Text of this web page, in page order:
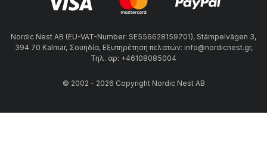
Nordic Nest AB (EU-VAT-Number: SE556628159701), Stämpelvägen 3,
394 70 Kalmar, Σουηδία, Εξυπηρέτηση πελατών: info@nordicnest.gr,
Τηλ. αρ: +46108085004
© 2002 - 2026 Copyright Nordic Nest AB